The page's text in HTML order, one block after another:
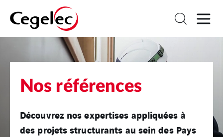
Nos références
Découvrez nos expertises appliquées à
des projets structurants au sein des Pays